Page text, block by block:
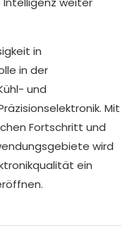
in
in der
und
Mit
Fortschritt und
wird
ein